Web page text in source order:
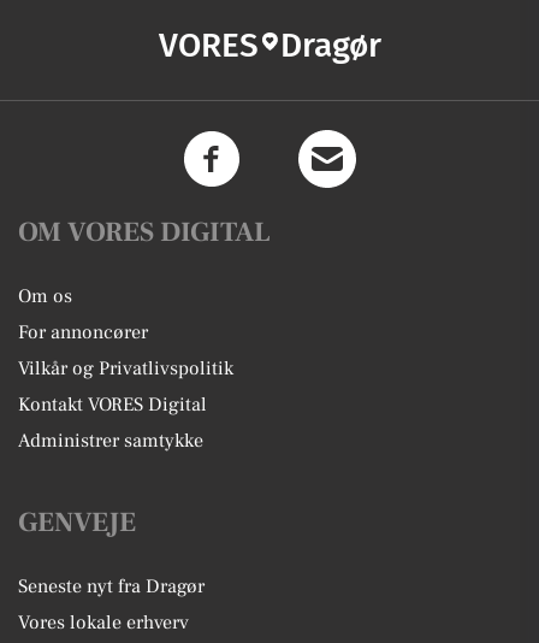
VORES Dragør
OM VORES DIGITAL
Om os
For annoncører
Vilkår og Privatlivspolitik
Kontakt VORES Digital
Administrer samtykke
GENVEJE
Seneste nyt fra Dragør
Vores lokale erhverv